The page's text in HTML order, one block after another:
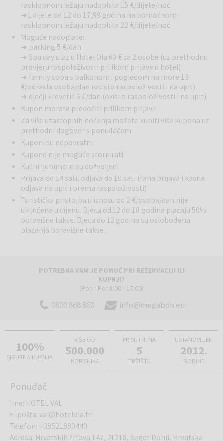
telefon, zavjese za zamračivanje, sušilo za kosu, kupaonu sa kadom
ili tuš kabinom, kupaonskim ručnicima i osnovnim kupaonskim
potrepštinama, te bežični internet. Standard sobe nemaju
mogućnost dodatnog pomoćnog rasklopnog ležaja ili dječjeg
krevetića.
SLOBODNO VRIJEME I REKREACIJA (ŠTO RADITI)
Ukoliko na putovanje gledate kao na pustolovinu, svakako se
odvažite na obilazak brojnih znamenitosti te adrenalinskih ili
opuštajućih aktivnosti.U neposrednoj blizini hotela nalazi se pregršt
sadržaja koje možete iskusiti i tako obogatiti svoje doživljaje-
posjetite gradove u blizini: Trogir, Kaštela, Split ili NP Krka ili si
priuštite šetnju Stazom zdravlja ''Napoleonovim putem'' ili se
jednostvano opustite uz opuštajuću masažu u Hotelu Ola
(16+).Svega 100-tinjak metara od hotela nalazi se i javna šljunčana
plaža, dok će ljubitelji mira i tišine imati prilike istražiti i pronaći manje
plaže u okolici ili na obližnjem otoku Čiovo.Spa day pass Hotel Ola
Adults only (od 16+) uključuje ulaz u Spa zonu, korištenje unutarnjeg
bazena i dvije saune.Isprobajte wellness program s infracrvenom i
finskom saunom i prostorom za opuštanje.
Pansionski restoran
Pansionski hotelski restoran s velikom vanjskom terasom i
izbor međunarodnih jela i tradicionalne hrvatske kuhinje za buffet
rasklopnom ležaju nadoplata 15 €/dijete/noć
➜ 1 dijete od 12 do 17,99 godina na pomoćnom
rasklopnom ležaju nadoplata 22 €/dijete/noć
Moguće nadoplate:
➜ parking 5 €/dan
➜ Spa day ulaz u Hotel Ola 60 € za 2 osobe (uz prethodnu
provjeru raspoloživosti prilikom prijave u hotel)
➜ family soba s balkonom i pogledom na more 13
€/odrasla osoba/dan (ovisi o raspoloživosti i na upit)
➜ dječji krevetić 6 €/dan (ovisi o raspoloživosti i na upit)
Kupon morate predočiti prilikom prijave
Za više uzastopnih noćenja možete kupiti više kupona uz
prethodni dogovor s ponuđačem
Kuponi su nepovratni
Kupone nije moguće stornirati
Kućni ljubimci nisu dozvoljeni
Prijava od 14 sati, odjava do 10 sati (rana prijava i kasna
odjava na upit i prema raspoloživosti)
Turistička pristojba u iznosu od 2 €/osoba/dan nije
uključena u cijenu. Djeca od 12 do 18 godina plaćaju 50%
boravišne takse. Djeca do 12 godina su oslobođena
plaćanja boravišne takse.
POTREBNA VAM JE POMOĆ PRI REZERVACIJI ILI
KUPNJI?
(Pon - Pet 8.00 - 17.00)
0800 868 860 info@megabon.eu
100%
SIGURNA KUPNJA
VIŠE OD
500.000
KORISNIKA
PRISUTNI NA
5
TRŽIŠTA
USTANOVLJEN
2012.
GODINE
Ponuđač
Ime: HOTEL VAL
E-pošta: val@hotelola.hr
Telefon: +38521880440
Adresa: Hrvatskih žrtava 147, 21218, Seget Donji, Hrvatska